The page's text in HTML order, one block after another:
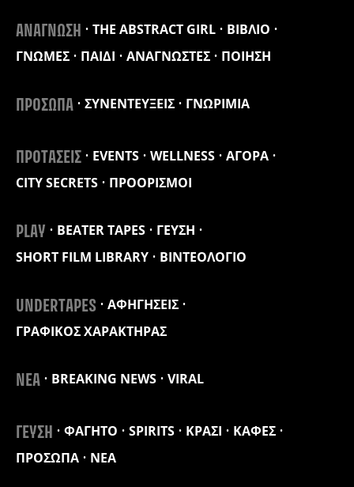
ΑΝΑΓΝΩΣΗ THE ABSTRACT GIRL
ΒΙΒΛΙΟ
ΓΝΩΜΕΣ
ΠΑΙΔΙ ΑΝΑΓΝΩΣΤΕΣ ΠΟΙΗΣΗ
ΠΡΟΣΩΠΑ ΣΥΝΕΝΤΕΥΞΕΙΣ ΓΝΩΡΙΜΙΑ
ΠΡΟΤΑΣΕΙΣ EVENTS WELLNESS
ΑΓΟΡΑ
CITY SECRETS
ΠΡΟΟΡΙΣΜΟΙ
PLAY BEATER TAPES
ΓΕΥΣΗ
SHORT FILM LIBRARY
ΒΙΝΤΕΟΛΟΓΙΟ
UNDERTAPES
ΑΦΗΓΗΣΕΙΣ
ΓΡΑΦΙΚΟΣ ΧΑΡΑΚΤΗΡΑΣ
ΝΕΑ BREAKING NEWS VIRAL
ΓΕΥΣΗ ΦΑΓΗΤΟ SPIRITS ΚΡΑΣΙ
ΚΑΦΕΣ
ΠΡΟΣΩΠΑ
ΝΕΑ